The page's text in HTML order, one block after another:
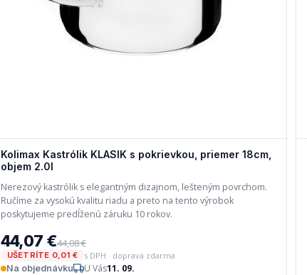
Kolimax Kastrólik KLASIK s pokrievkou, priemer 18cm,
objem 2.0l
Nerezový kastrólik s elegantným dizajnom, lešteným povrchom.
Ručíme za vysokú kvalitu riadu a preto na tento výrobok
poskytujeme predĺženú záruku 10 rokov.
44,07 €44,08 €
UŠETRÍTE 0,01 €
s DPH · doprava zdarma
Na objednávku
U Vás11. 09.